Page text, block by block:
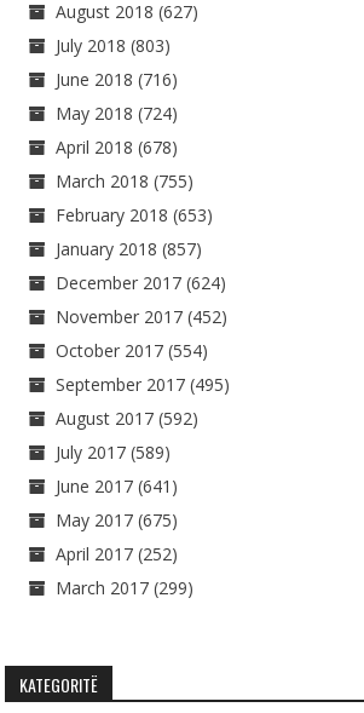
August 2018 (627)
July 2018 (803)
June 2018 (716)
May 2018 (724)
April 2018 (678)
March 2018 (755)
February 2018 (653)
January 2018 (857)
December 2017 (624)
November 2017 (452)
October 2017 (554)
September 2017 (495)
August 2017 (592)
July 2017 (589)
June 2017 (641)
May 2017 (675)
April 2017 (252)
March 2017 (299)
KATEGORITË